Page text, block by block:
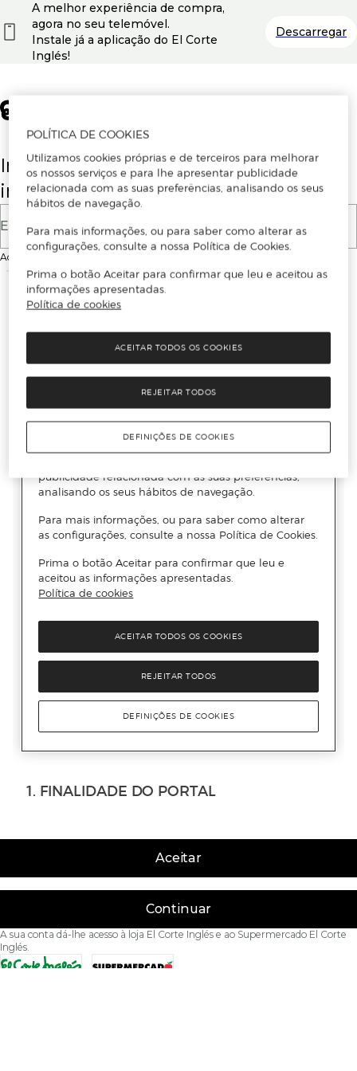
Insira o seu email para se registar ou
iniciar sessão.
E-mail
Ao continuar, aceitas as
Aceitar
Continuar
A sua conta dá-lhe acesso à loja El Corte Inglés e ao Supermercado El Corte
Inglés.
A melhor experiência de compra,
agora no seu telemóvel.
Instale já a aplicação do El Corte
Inglés!
Descarregar
POLÍTICA DE COOKIES
Utilizamos cookies próprias e de terceiros para melhorar
os nossos serviços e para lhe apresentar publicidade
relacionada com as suas preferências, analisando os seus
hábitos de navegação.
Para mais informações, ou para saber como alterar as
configurações, consulte a nossa Política de Cookies.
Prima o botão Aceitar para confirmar que leu e aceitou as
informações apresentadas.
Política de cookies
REJEITAR TODOS
ACEITAR TODOS OS COOKIES
DEFINIÇÕES DE COOKIES